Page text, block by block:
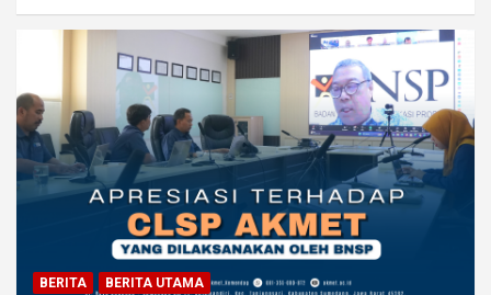
BERITA BERITA UTAMA